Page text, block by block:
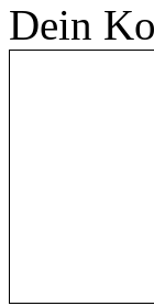
Dein